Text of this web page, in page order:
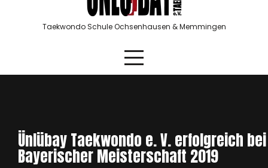
Taekwondo Schule Ochsenhausen & Memmingen
Ünlübay Taekwondo e. V. erfolgreich bei
Bayerischer Meisterschaft 2019